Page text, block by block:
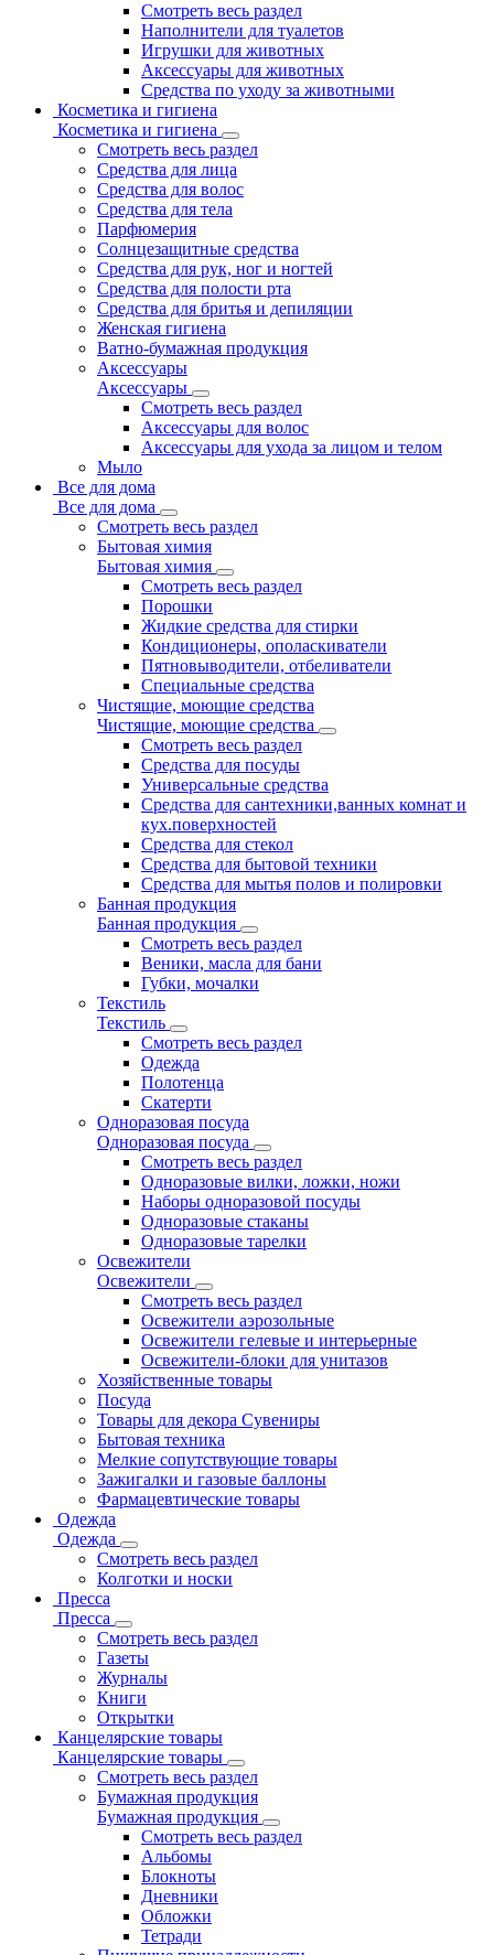
Смотреть весь раздел
Наполнители для туалетов
Игрушки для животных
Аксессуары для животных
Средства по уходу за животными
Косметика и гигиена
Косметика и гигиена
Смотреть весь раздел
Средства для лица
Средства для волос
Средства для тела
Парфюмерия
Солнцезащитные средства
Средства для рук, ног и ногтей
Средства для полости рта
Средства для бритья и депиляции
Женская гигиена
Ватно-бумажная продукция
Аксессуары
Аксессуары
Смотреть весь раздел
Аксессуары для волос
Аксессуары для ухода за лицом и телом
Мыло
Все для дома
Все для дома
Смотреть весь раздел
Бытовая химия
Бытовая химия
Смотреть весь раздел
Порошки
Жидкие средства для стирки
Кондиционеры, ополаскиватели
Пятновыводители, отбеливатели
Специальные средства
Чистящие, моющие средства
Чистящие, моющие средства
Смотреть весь раздел
Средства для посуды
Универсальные средства
Средства для сантехники,ванных комнат и
кух.поверхностей
Средства для стекол
Средства для бытовой техники
Средства для мытья полов и полировки
Банная продукция
Банная продукция
Смотреть весь раздел
Веники, масла для бани
Губки, мочалки
Текстиль
Текстиль
Смотреть весь раздел
Одежда
Полотенца
Скатерти
Одноразовая посуда
Одноразовая посуда
Смотреть весь раздел
Одноразовые вилки, ложки, ножи
Наборы одноразовой посуды
Одноразовые стаканы
Одноразовые тарелки
Освежители
Освежители
Смотреть весь раздел
Освежители аэрозольные
Освежители гелевые и интерьерные
Освежители-блоки для унитазов
Хозяйственные товары
Посуда
Товары для декора Сувениры
Бытовая техника
Мелкие сопутствующие товары
Зажигалки и газовые баллоны
Фармацевтические товары
Одежда
Одежда
Смотреть весь раздел
Колготки и носки
Пресса
Пресса
Смотреть весь раздел
Газеты
Журналы
Книги
Открытки
Канцелярские товары
Канцелярские товары
Смотреть весь раздел
Бумажная продукция
Бумажная продукция
Смотреть весь раздел
Альбомы
Блокноты
Дневники
Обложки
Тетради